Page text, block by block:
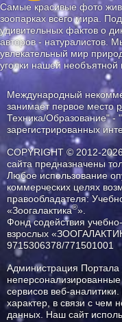
Самые красивые фото
зоопарках всего мира.
удивительных фактов о
авторов - натуралистов.
увлекательный мир
уголки нашей
Международный
занимает первое место
Техника/Образование" -
зарегистрированных
COPYRIGHT © 2012-
сайта предназначены
Любое использование
коммерческих целях
правообладателя:
«Зоогалактика®».
Фонд содействия
взрослых
9715306378/771501001
Администрация Портала
сервисов веб-
характер, в связи с чем
данных. Наш сайт